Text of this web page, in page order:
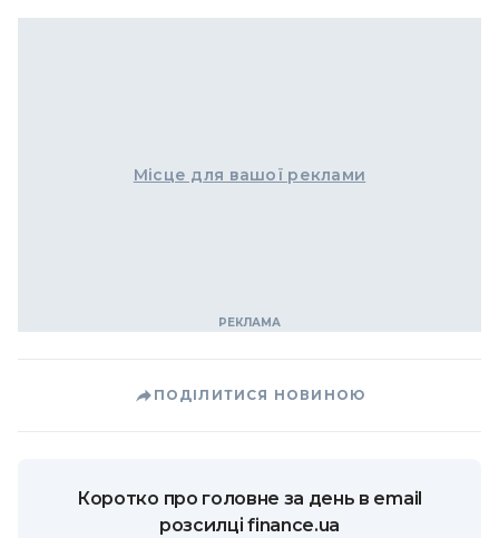
Місце для вашої реклами
ПОДІЛИТИСЯ НОВИНОЮ
Коротко про головне за день в email
розсилці finance.ua